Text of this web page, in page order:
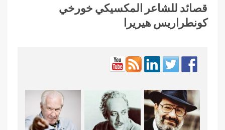
قصائد للشاعر المكسيكي خورخي
كونطراريس هيريرا